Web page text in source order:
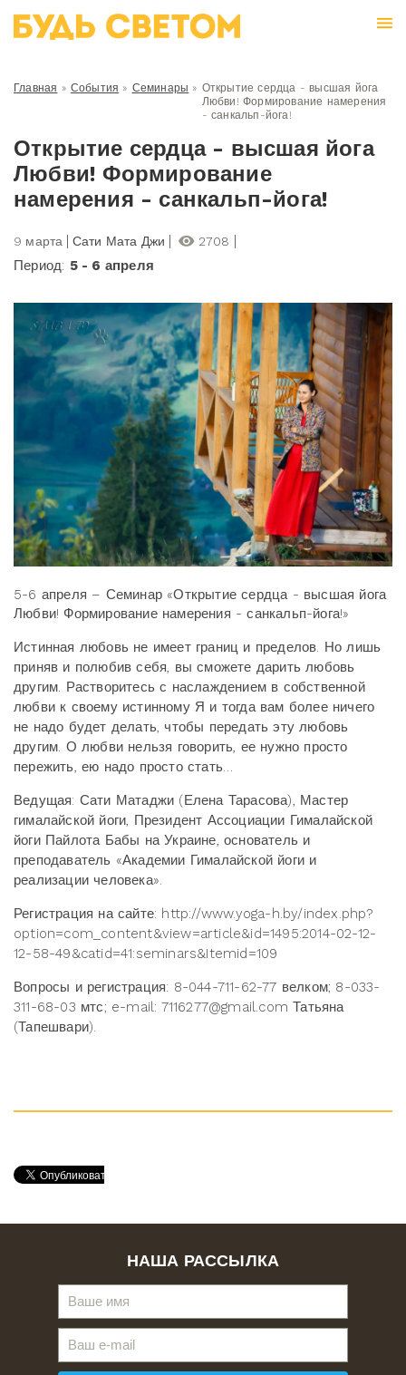
Главная » События » Семинары » Открытие сердца - высшая йога
Любви! Формирование намерения
- санкальп-йога!
Открытие сердца - высшая йога
Любви! Формирование
намерения - санкальп-йога!
9 марта Сати Мата Джи 2708
Период: 5 - 6 апреля
5-6 апреля – Семинар «Открытие сердца - высшая йога
Любви! Формирование намерения - санкальп-йога!»
Истинная любовь не имеет границ и пределов. Но лишь
приняв и полюбив себя, вы сможете дарить любовь
другим. Растворитесь с наслаждением в собственной
любви к своему истинному Я и тогда вам более ничего
не надо будет делать, чтобы передать эту любовь
другим. О любви нельзя говорить, ее нужно просто
пережить, ею надо просто стать…
Ведущая: Сати Матаджи (Елена Тарасова), Мастер
гималайской йоги, Президент Ассоциации Гималайской
йоги Пайлота Бабы на Украине, основатель и
преподаватель «Академии Гималайской йоги и
реализации человека».
Регистрация на сайте: http://www.yoga-h.by/index.php?
option=com_content&view=article&id=1495:2014-02-12-
12-58-49&catid=41:seminars&Itemid=109
Вопросы и регистрация: 8-044-711-62-77 велком; 8-033-
311-68-03 мтс; e-mail: 7116277@gmail.com Татьяна
(Тапешвари).
НАША РАССЫЛКА